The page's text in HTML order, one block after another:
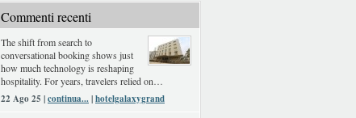
Commenti recenti
The shift from search to
conversational booking shows just
how much technology is reshaping
hospitality. For years, travelers relied on…
22 Ago 25 |continua...|hotelgalaxygrand